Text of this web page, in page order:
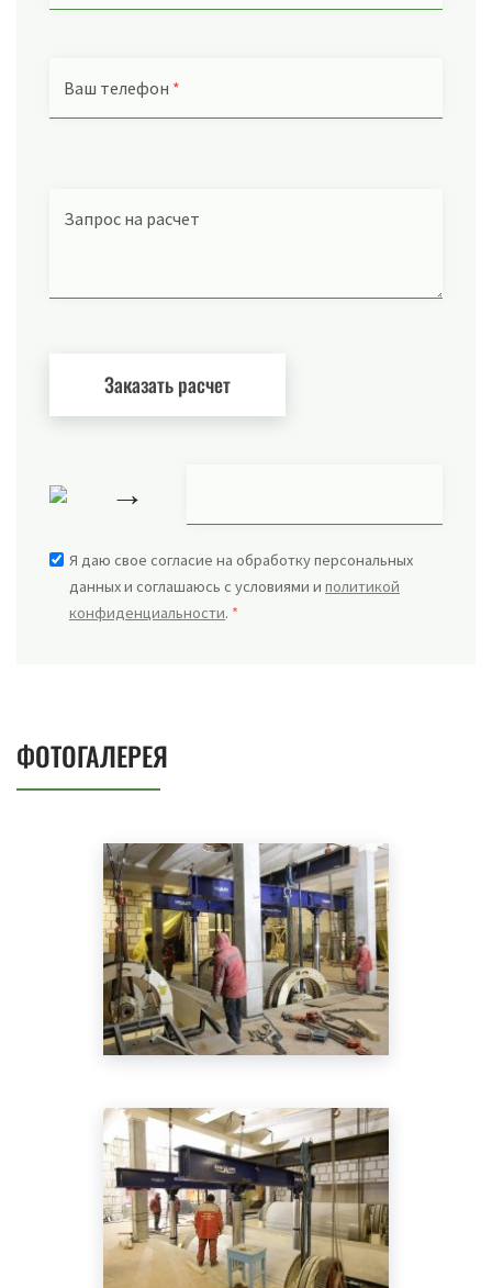
Ваш телефон *
Запрос на расчет
→
Я даю свое согласие на обработку персональных
данных и соглашаюсь с условиями и политикой
конфиденциальности. *
ФОТОГАЛЕРЕЯ